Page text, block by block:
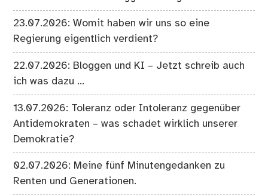
23.07.2026: Womit haben wir uns so eine
Regierung eigentlich verdient?
22.07.2026: Bloggen und KI – Jetzt schreib auch
ich was dazu …
13.07.2026: Toleranz oder Intoleranz gegenüber
Antidemokraten – was schadet wirklich unserer
Demokratie?
02.07.2026: Meine fünf Minutengedanken zu
Renten und Generationen.